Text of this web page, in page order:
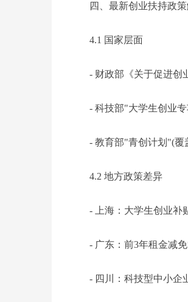
四、最新创业扶持政
4.1 国家层面
- 财政部《关于促进创
- 科技部"大学生创业
- 教育部"青创计划"(覆
4.2 地方政策差异
- 上海：大学生创业补
- 广东：前3年租金减
- 四川：科技型中小企